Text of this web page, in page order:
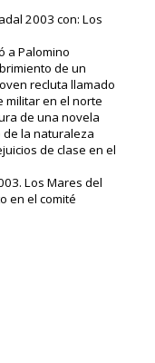
2003 con: Los
a Palomino
de un
recluta llamado
militar en el norte
de una novela
de la naturaleza
de clase en el
Los Mares del
en el comité